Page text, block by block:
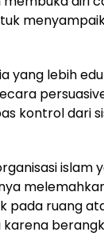
yang lebih
kontrol dari
pada ruang